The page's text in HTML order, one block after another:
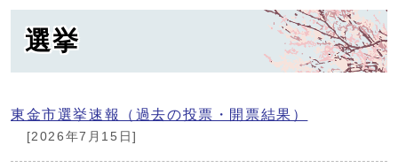
選挙
東金市選挙速報（過去の投票・開票結果）
[2026年7月15日]